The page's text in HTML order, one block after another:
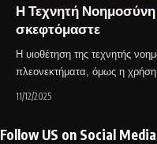
Η Τεχνητή
σκεφτόμαστε
Η υιοθέτηση της τεχνητής
πλεονεκτήματα, όμως η χρήση
11/12/2025
Follow US on Social Media